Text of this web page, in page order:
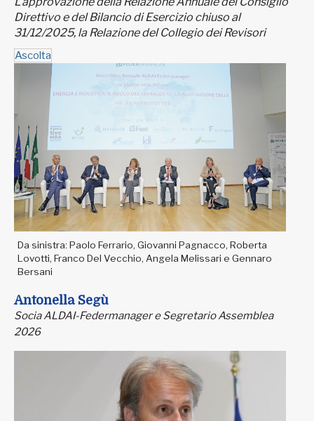
Direttivo e del Bilancio di Esercizio chiuso al
31/12/2025, la Relazione del Collegio dei Revisori
Ascolta
Da sinistra: Paolo Ferrario, Giovanni Pagnacco, Roberta
Lovotti, Franco Del Vecchio, Angela Melissari e Gennaro
Bersani
Antonella Segù
Socia ALDAI-Federmanager e Segretario Assemblea
2026